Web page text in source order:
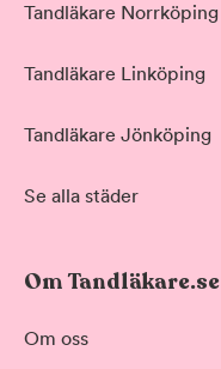
Behandling
Tandläkare Norrköping
Tandläkare Linköping
Tandläkare Jönköping
Se alla städer
Om Tandläkare.se
Om oss